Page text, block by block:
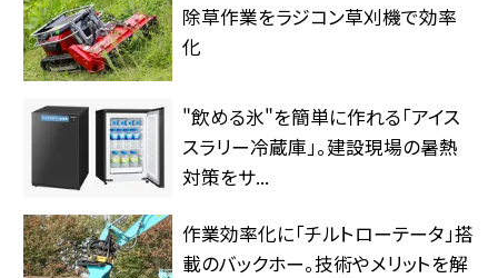
除草作業をラジコン草刈機で効率
化
"飲める氷"を簡単に作れる「アイス
スラリー冷蔵庫」。建設現場の暑熱
対策をサ...
作業効率化に「チルトローテータ」搭
載のバックホー。技術やメリットを解